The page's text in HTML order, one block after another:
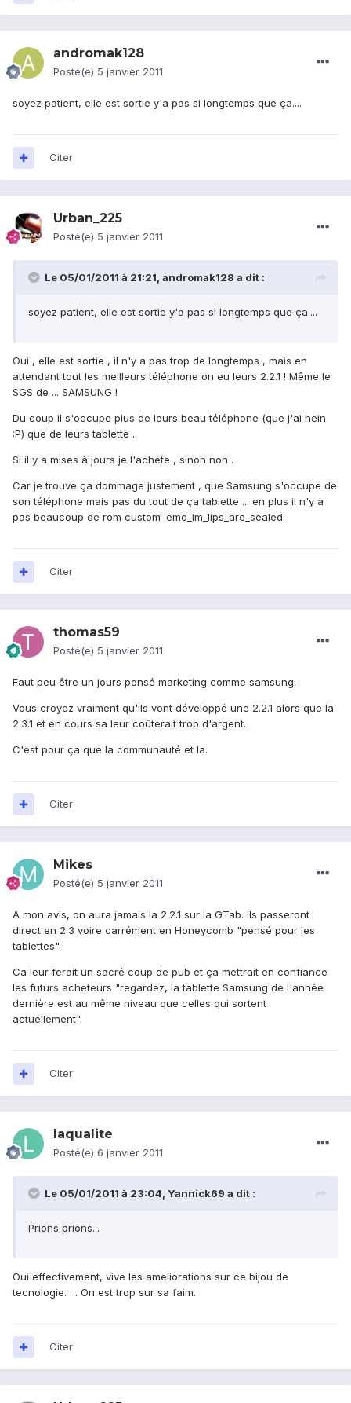
andromak128
Posté(e) 5 janvier 2011
soyez patient, elle est sortie y'a pas si longtemps que ça....
Citer
Urban_225
Posté(e) 5 janvier 2011
Le 05/01/2011 à 21:21, andromak128 a dit :
soyez patient, elle est sortie y'a pas si longtemps que ça....
Oui , elle est sortie , il n'y a pas trop de longtemps , mais en
attendant tout les meilleurs téléphone on eu leurs 2.2.1 ! Même le
SGS de ... SAMSUNG !
Du coup il s'occupe plus de leurs beau téléphone (que j'ai hein
:P) que de leurs tablette .
Si il y a mises à jours je l'achète , sinon non .
Car je trouve ça dommage justement , que Samsung s'occupe de
son téléphone mais pas du tout de ça tablette ... en plus il n'y a
pas beaucoup de rom custom :emo_im_lips_are_sealed:
Citer
thomas59
Posté(e) 5 janvier 2011
Faut peu être un jours pensé marketing comme samsung.
Vous croyez vraiment qu'ils vont développé une 2.2.1 alors que la
2.3.1 et en cours sa leur coûterait trop d'argent.
C'est pour ça que la communauté et la.
Citer
Mikes
Posté(e) 5 janvier 2011
A mon avis, on aura jamais la 2.2.1 sur la GTab. Ils passeront
direct en 2.3 voire carrément en Honeycomb "pensé pour les
tablettes".
Ca leur ferait un sacré coup de pub et ça mettrait en confiance
les futurs acheteurs "regardez, la tablette Samsung de l'année
dernière est au même niveau que celles qui sortent
actuellement".
Citer
laqualite
Posté(e) 6 janvier 2011
Le 05/01/2011 à 23:04, Yannick69 a dit :
Prions prions...
Oui effectivement, vive les ameliorations sur ce bijou de
tecnologie. . . On est trop sur sa faim.
Citer